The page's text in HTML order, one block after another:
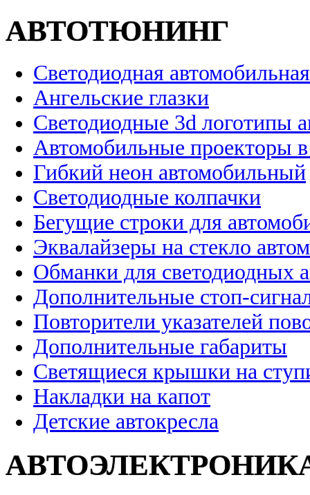
АВТОТЮНИНГ
Светодиодная
Ангельские глазки
Светодиодные 3d логотипы
Автомобильные проекторы
Гибкий неон автомобильный
Светодиодные колпачки
Бегущие строки для
Эквалайзеры на стекло
Обманки для светодиодных
Дополнительные стоп-
Повторители указателей
Дополнительные габариты
Светящиеся крышки на
Накладки на капот
Детские автокресла